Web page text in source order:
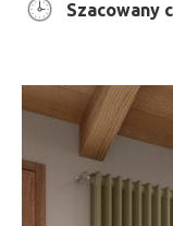
Szacowany